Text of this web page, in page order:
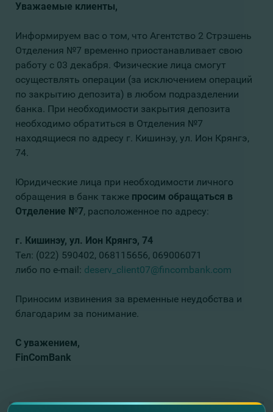
Уважаемые клиенты,
Информируем вас о том, что Агентство 2 Стрэшень
Отделения №7 временно приостанавливает свою
работу с 03 декабря. Физические лица смогут
осуществлять операции (за исключением операций
по закрытию депозита) в любом подразделении
банка. При необходимости закрытия депозита
необходимо обратиться в Отделения №7
находящиеся по адресу г. Кишинэу, ул. Ион Крянгэ,
74.
Юридические лица при необходимости личного
обращения в банк также просим обращаться в
Отделение №7, расположенное по адресу:
г. Кишинэу, ул. Ион Крянгэ, 74
Тел: (022) 590402, 068115656, 069006071
либо по e-mail: deserv_client07@fincombank.com
Приносим извинения за временные неудобства и
благодарим за понимание.
С уважением,
FinComBank